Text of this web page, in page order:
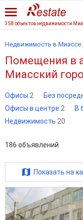
358 объектов недвижимости
Недвижимость в Миассе
Помещения в
Миасский
Офисы 2 Без
Офисы в центре 2 В
Недвижимость 20
186 объявлений
Показать на